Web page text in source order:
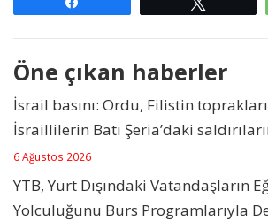
Öne çıkan haberler
İsrail basını: Ordu, Filistin
İsraillilerin Batı Şeria’daki
6 Ağustos 2026
YTB, Yurt Dışındaki Vatandaşların
Yolculuğunu Burs Programlarıyla